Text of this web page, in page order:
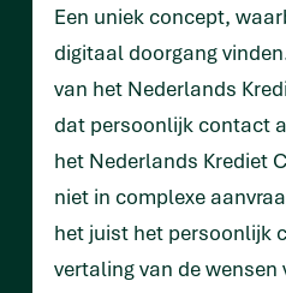
Een uniek concept,
digitaal doorgang
van het Nederlands
dat persoonlijk contact
het Nederlands Krediet
niet in complexe
het juist het persoonlijk
vertaling van de